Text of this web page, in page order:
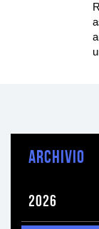
ARCHIVIO
2026